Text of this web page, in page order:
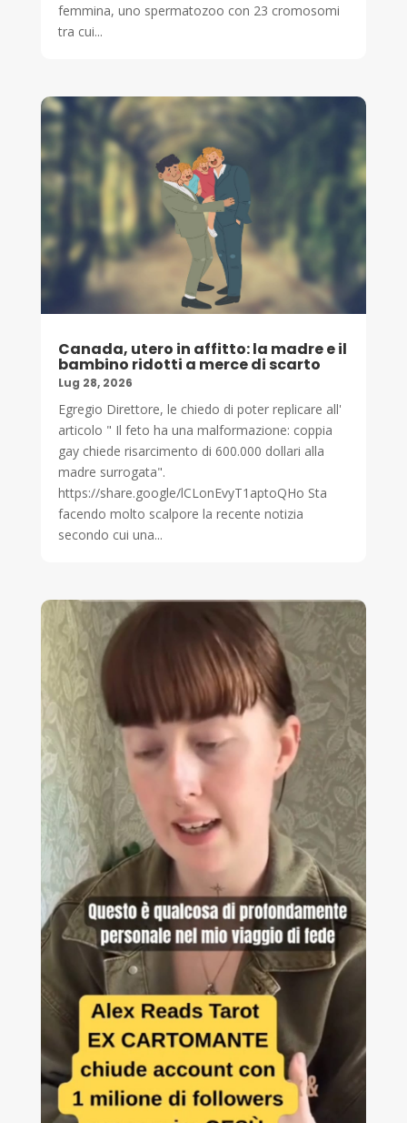
femmina, uno spermatozoo con 23 cromosomi
tra cui...
Canada, utero in affitto: la madre e il
bambino ridotti a merce di scarto
Lug 28, 2026
Egregio Direttore, le chiedo di poter replicare all'
articolo " Il feto ha una malformazione: coppia
gay chiede risarcimento di 600.000 dollari alla
madre surrogata".
https://share.google/lCLonEvyT1aptoQHo Sta
facendo molto scalpore la recente notizia
secondo cui una...